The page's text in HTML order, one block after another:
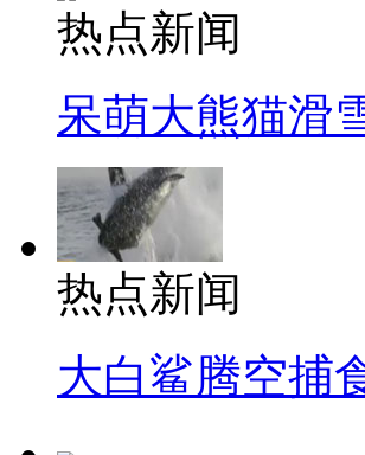
热点新闻
呆萌大熊猫滑
热点新闻
大白鲨腾空捕